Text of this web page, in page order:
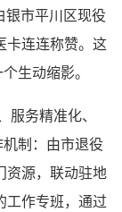
银市平川区现役
卡连连称赞。这
生动缩影。
务精准化、
制：由市退役
资源，联动驻地
工作专班，通过